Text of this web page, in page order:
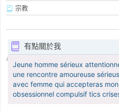
宗教
有點關於我
Jeune homme sérieux
une rencontre amoureuse
avec femme qui accepteras
obsessionnel compulsif tics